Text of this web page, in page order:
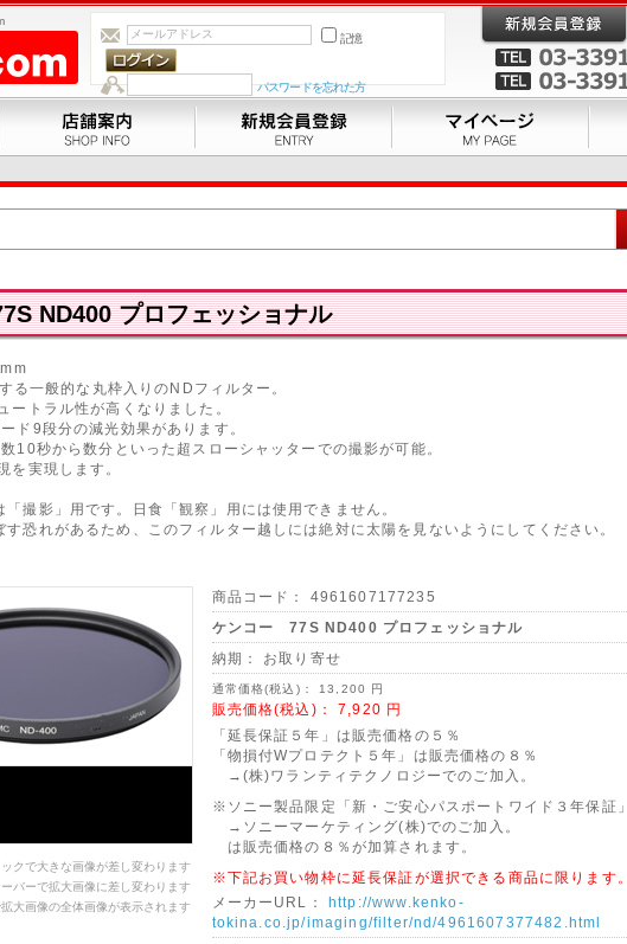
記憶
パスワードを忘れた方
｜ フィルムカメラ
品｜
ND400 プロフェッショナル
る一般的な丸枠入りのNDフィルター。
トラル性が高くなりました。
ド9段分の減光効果があります。
10秒から数分といった超スローシャッターでの撮影が可能。
実現します。
「撮影」用です。日食「観察」用には使用できません。
す恐れがあるため、このフィルター越しには絶対に太陽を見ないようにしてください。
クで大きな画像が差し変わります
バーで拡大画像に差し変わります
大画像の全体画像が表示されます
商品コード：
4961607177235
ケンコー 77S ND400 プロフェッショナル
納期：
お取り寄せ
通常価格(税込)： 13,200 円
販売価格(税込)： 7,920 円
「延長保証５年」は販売価格の５％
「物損付Wプロテクト５年」は販売価格の８％
→(株)ワランティテクノロジーでのご加入。
※ソニー製品限定「新・ご安心パスポートワイド３年保証」
→ソニーマーケティング(株)でのご加入。
は販売価格の８％が加算されます。
※下記お買い物枠に延長保証が選択できる商品に限ります。
メーカーURL：
http://www.kenko-
tokina.co.jp/imaging/filter/nd/4961607377482.html